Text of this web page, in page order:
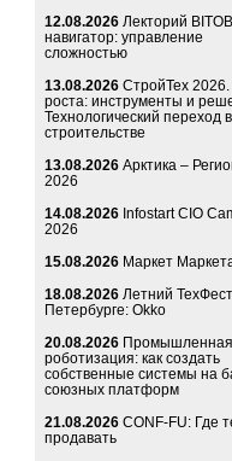
12.08.2026 Лекторий
навигатор: управление
сложностью
13.08.2026 СтройТех 2026.
роста: инструменты и
Технологический переход в
строительстве
13.08.2026 Арктика –
2026
14.08.2026 Infostart CIO
2026
15.08.2026 Маркет
18.08.2026 Летний
Петербурге: Okko
20.08.2026 Промышленная
роботизация: как создать
собственные системы на
союзных платформ
21.08.2026 CONF-FU: Где
продавать